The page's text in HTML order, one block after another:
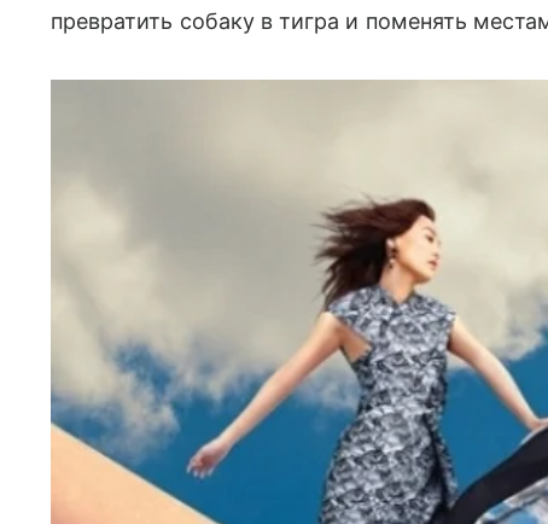
превратить собаку в тигра и поменять